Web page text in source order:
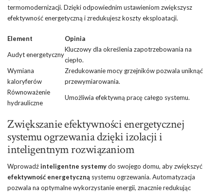
termomodernizacji. Dzięki odpowiednim ustawieniom zwiększysz
efektywność energetyczną i zredukujesz koszty eksploatacji.
Element Opinia
Audyt energetyczny
Kluczowy dla określenia zapotrzebowania na
ciepło.
Wymiana
kaloryferów
Zredukowanie mocy grzejników pozwala uniknąć
przewymiarowania.
Równoważenie
hydrauliczne
Umożliwia efektywną pracę całego systemu.
Zwiększanie efektywności energetycznej
systemu ogrzewania dzięki izolacji i
inteligentnym rozwiązaniom
Wprowadźinteligentne systemydo swojego domu, aby zwiększyć
efektywność energetyczną systemu ogrzewania. Automatyzacja
pozwala na optymalne wykorzystanie energii, znacznie redukując